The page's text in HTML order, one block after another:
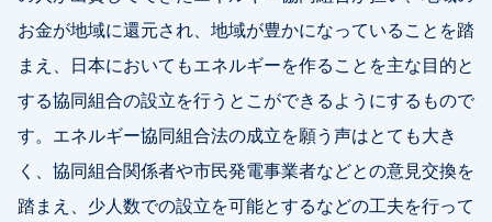
お金が地域に還元され、地域が豊かになっていることを踏
まえ、日本においてもエネルギーを作ることを主な目的と
する協同組合の設立を行うとこができるようにするもので
す。エネルギー協同組合法の成立を願う声はとても大き
く、協同組合関係者や市民発電事業者などとの意見交換を
踏まえ、少人数での設立を可能とするなどの工夫を行って